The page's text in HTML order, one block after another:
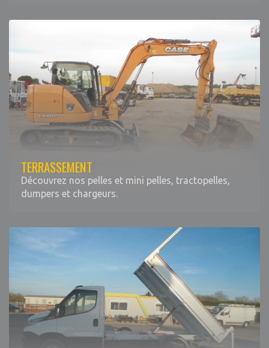
TERRASSEMENT
Découvrez nos pelles et mini pelles, tractopelles,
dumpers et chargeurs.